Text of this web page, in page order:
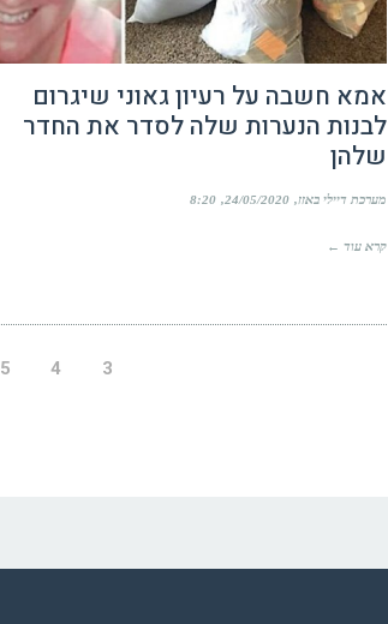
אמא חשבה על רעיון גאוני שיגרום
לבנות הנערות שלה לסדר את החדר
שלהן
מערכת דיילי באזז 24/05/2020
8:20
קרא עוד ←
3
4
5